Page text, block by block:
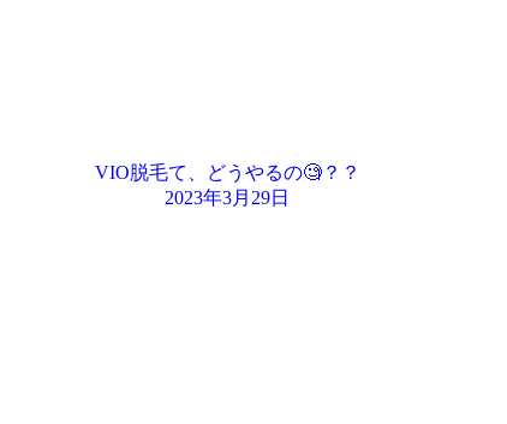
VIO脱毛て、どうやるの🧐？？
2023年3月29日